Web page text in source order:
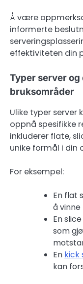
Å være
informerte
effektiviteten din
Typer server
bruksområder
Ulike typer server
oppnå spesifikke
inkluderer flate,
unike formål i din
For eksempel:
En flat
å vinne
En
som
En kick
kan